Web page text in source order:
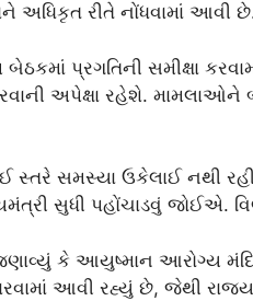
અધિકૃત રીતે નોંધવામાં આવી
પ્રગતિની સમીક્ષા
અપેક્ષા રહેશે. મામલાઓને
સમસ્યા ઉકેલાઈ નથી રહી,
સુધી પહોંચાડવું જોઈએ.
કે આયુષ્માન આરોગ્ય
આવી રહ્યું છે, જેથી